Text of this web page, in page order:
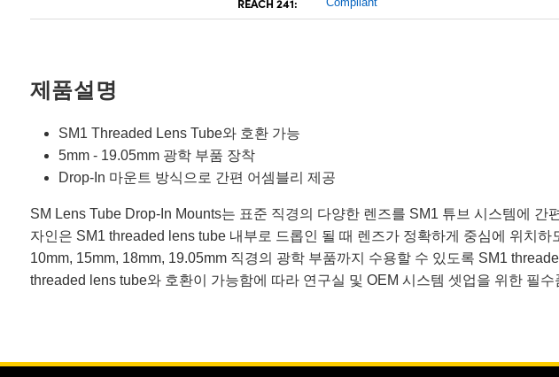
제품설명
SM1 Threaded Lens Tube와 호환 가능
5mm - 19.05mm 광학 부품 장착
Drop-In 마운트 방식으로 간편 어셈블리 제공
SM Lens Tube Drop-In Mounts는 표준 직경의 다양한 렌즈를 SM1 튜브 시스템에
자인은 SM1 threaded lens tube 내부로 드롭인 될 때 렌즈가 정확하게 중심에 위치
10mm, 15mm, 18mm, 19.05mm 직경의 광학 부품까지 수용할 수 있도록 SM1
threaded lens tube와 호환이 가능함에 따라 연구실 및 OEM 시스템 셋업을 위한 필